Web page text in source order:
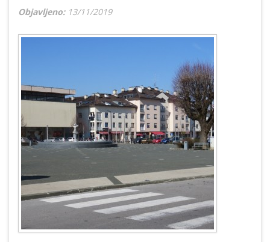
Objavljeno: 13/11/2019